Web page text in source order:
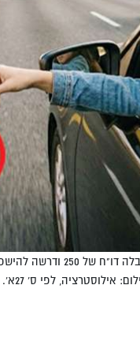
לקחה הימור: הנאשמת זרקה פסולת מרכבה